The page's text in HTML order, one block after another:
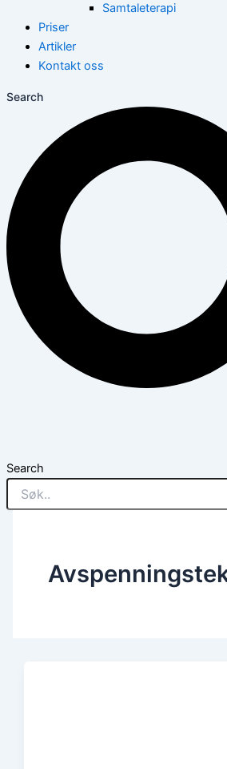
Samtaleterapi
Priser
Artikler
Kontakt oss
Search
Search